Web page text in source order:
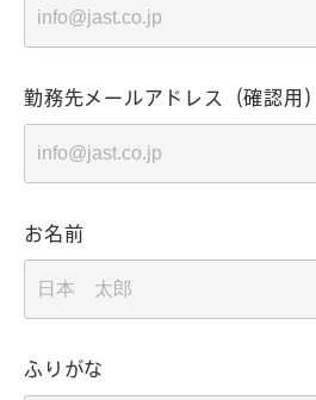
勤務先メールアドレス（確認用）
お名前
ふりがな